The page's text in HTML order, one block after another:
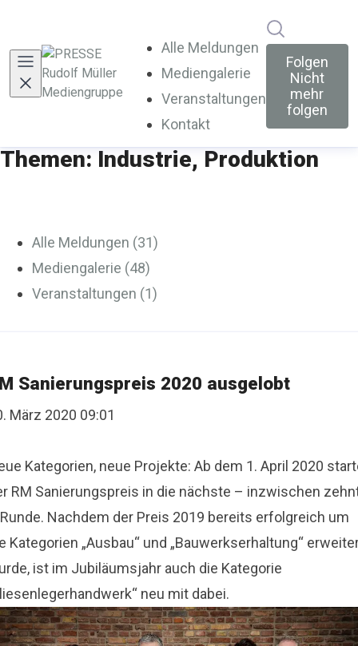
Alle Meldungen
Mediengalerie
Veranstaltungen
Kontakt
Folgen
Nicht
mehr
folgen
Themen: Industrie, Produktion
Alle Meldungen (31)
Mediengalerie (48)
Veranstaltungen (1)
Sanierungspreis 2020 ausgelobt
März 2020 09:01
Kategorien, neue Projekte: Ab dem 1. April 2020
RM Sanierungspreis in die nächste – inzwischen
Nachdem der Preis 2019 bereits erfolgreich um
Kategorien „Ausbau“ und „Bauwerkserhaltung“
ist im Jubiläumsjahr auch die Kategorie
neu mit dabei.